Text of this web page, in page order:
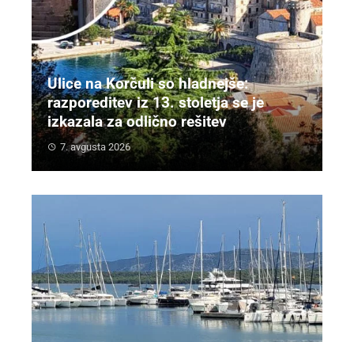
Ulice na Korčuli so hladnejše:
razporeditev iz 13. stoletja se je
izkazala za odlično rešitev
7. avgusta 2026